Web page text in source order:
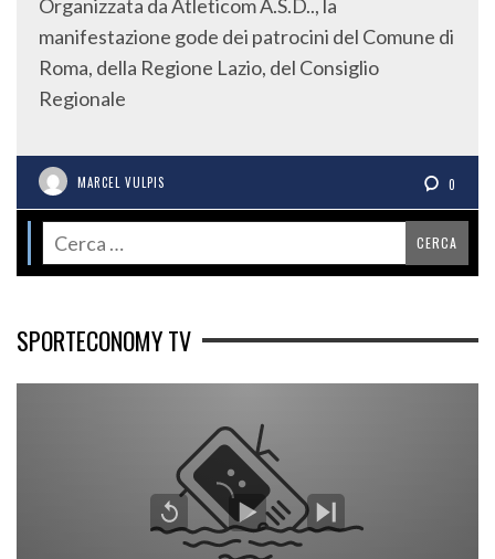
Organizzata da Atleticom A.S.D.., la
manifestazione gode dei patrocini del Comune di
Roma, della Regione Lazio, del Consiglio
Regionale
MARCEL VULPIS 0
SPORTECONOMY TV